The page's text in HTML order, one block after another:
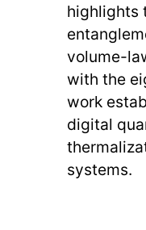
highlights
volume-
with the
work
digital
systems.